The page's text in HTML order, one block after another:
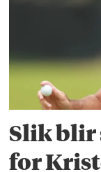
Slik blir
for